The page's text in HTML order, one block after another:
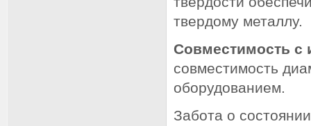
твердому металлу.
Совместимость с
совместимость
оборудованием.
Забота о